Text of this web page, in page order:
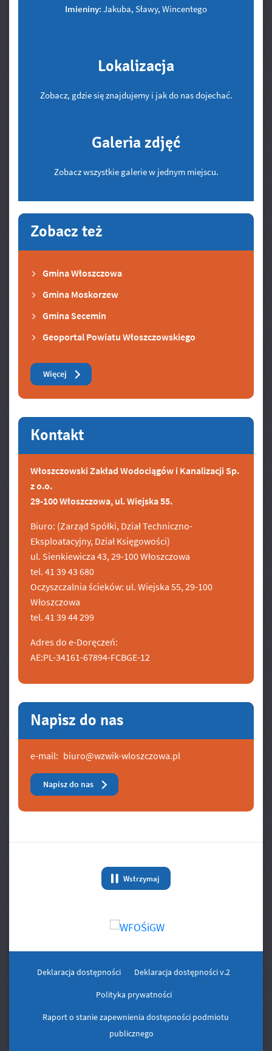
Imieniny: Jakuba, Sławy, Wincentego
Lokalizacja
Zobacz, gdzie się znajdujemy i jak do nas dojechać.
Galeria zdjęć
Zobacz wszystkie galerie w jednym miejscu.
Zobacz też
Gmina Włoszczowa
Gmina Moskorzew
Gmina Secemin
Geoportal Powiatu Włoszczowskiego
Więcej Zobacz też
Kontakt
Włoszczowski Zakład Wodociągów i Kanalizacji Sp.
z o.o.
29-100 Włoszczowa, ul. Wiejska 55.
Biuro: (Zarząd Spółki, Dział Techniczno-
Eksploatacyjny, Dział Księgowości)
ul. Sienkiewicza 43, 29-100 Włoszczowa
tel. 41 39 43 680
Oczyszczalnia ścieków: ul. Wiejska 55, 29-100
Włoszczowa
tel. 41 39 44 299
Adres do e-Doręczeń:
AE:PL-34161-67894-FCBGE-12
Napisz do nas
e-mail: biuro@wzwik-wloszczowa.pl
Napisz do nas
Wstrzymaj
animację Banery/Logo
Deklaracja dostępności Deklaracja dostępności v.2
Polityka prywatności
Raport o stanie zapewnienia dostępności podmiotu
publicznego